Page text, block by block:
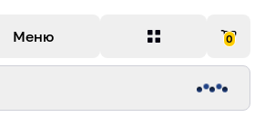
Меню 0